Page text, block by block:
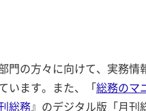
門の方々に向けて、実務
います。また、「総務のマ
総務』のデジタル版「月刊